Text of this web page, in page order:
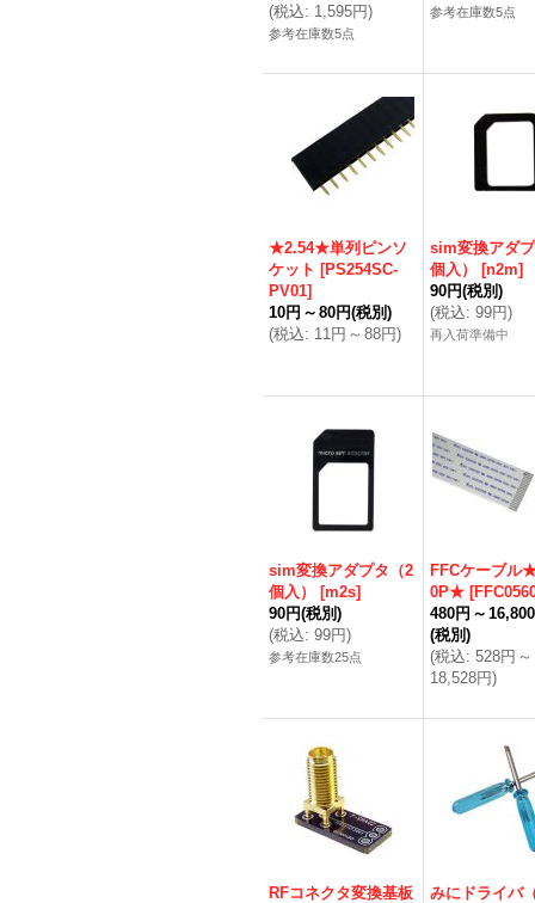
(税込: 1,595円)
参考在庫数5点
参考在庫数5点
★2.54★単列ピンソ
ケット [PS254SC-
PV01]
10円 ～ 80円(税別)
(税込: 11円 ～ 88円)
sim変換アダ
個入）
[n2m]
90円(税別)
(税込: 99円)
再入荷準備中
sim変換アダプタ（2
個入）
[m2s]
90円(税別)
(税込: 99円)
参考在庫数25点
FFCケーブル
0P★ [
480円 ～
(税別)
(税込: 528円 ～
18,528円)
RFコネクタ変換基板
みにドライバ